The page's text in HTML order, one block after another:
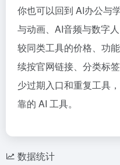
你也可以回到 AI办公与
与动画、AI音频与数字
较同类工具的价格、功
续按官网链接、分类标
少过期入口和重复工具
靠的 AI 工具。
数据统计